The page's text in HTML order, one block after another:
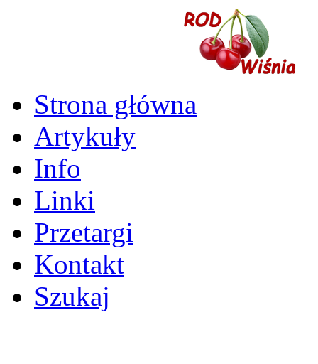
Strona główna
Artykuły
Info
Linki
Przetargi
Kontakt
Szukaj